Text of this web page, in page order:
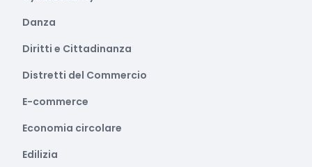
Danza
Diritti e Cittadinanza
Distretti del Commercio
E-commerce
Economia circolare
Edilizia